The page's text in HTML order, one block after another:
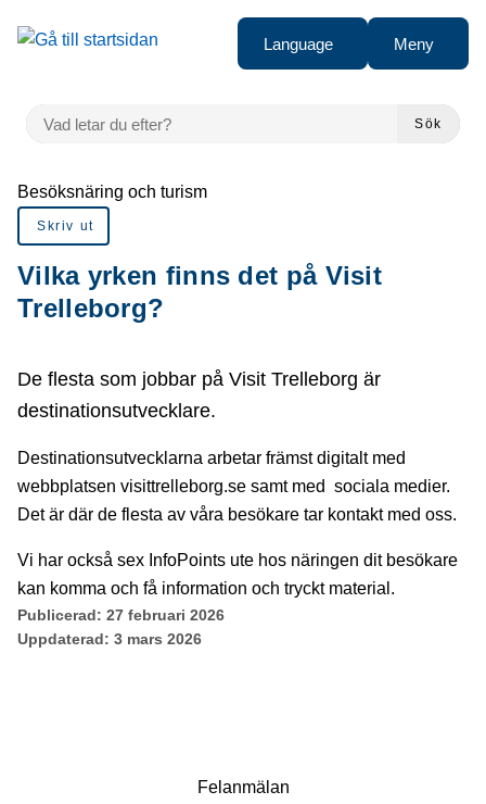
Gå till innehåll
Language Meny
VAD LETAR DU EFTER?
Sök
Du är här:
Besöksnäring och turism
Skriv ut
Vilka yrken finns det på Visit
Trelleborg?
De flesta som jobbar på Visit Trelleborg är
destinationsutvecklare.
Destinationsutvecklarna arbetar främst digitalt med
webbplatsen visittrelleborg.se samt med sociala medier.
Det är där de flesta av våra besökare tar kontakt med oss.
Vi har också sex InfoPoints ute hos näringen dit besökare
kan komma och få information och tryckt material.
Publicerad: 27 februari 2026
Uppdaterad: 3 mars 2026
Fel­anmälan